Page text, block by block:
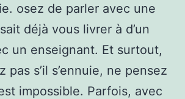
osez de parler avec une
déjà vous livrer à d’un
un enseignant. Et surtout,
pas s’il s’ennuie, ne pensez
impossible. Parfois, avec